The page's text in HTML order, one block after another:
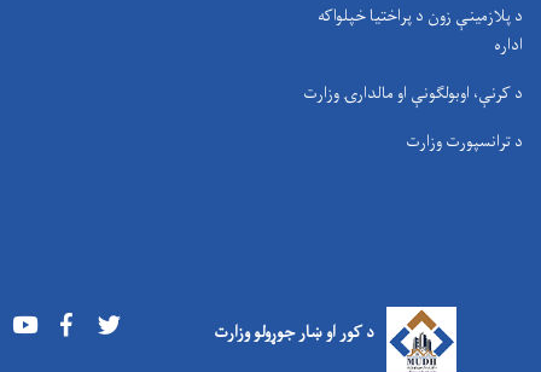
د پلازمینې زون د پراختیا خپلواکه
اداره
د کرنې، اوبولګونې او مالدارۍ وزارت
د ترانسپورت وزارت
د کور او ښار جوړولو وزارت Youtube Facebook